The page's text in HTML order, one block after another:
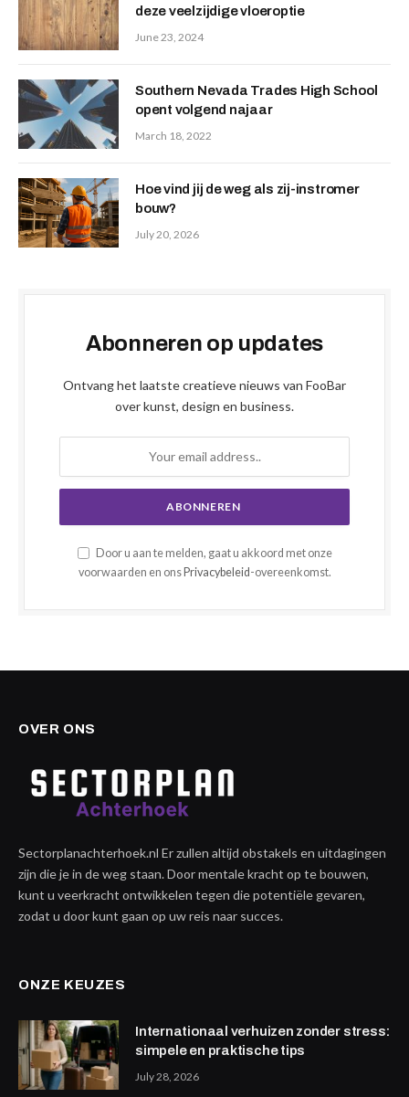
deze veelzijdige vloeroptie
June 23, 2024
Southern Nevada Trades High School
opent volgend najaar
March 18, 2022
Hoe vind jij de weg als zij-instromer
bouw?
July 20, 2026
Abonneren op updates
Ontvang het laatste creatieve nieuws van FooBar
over kunst, design en business.
Door u aan te melden, gaat u akkoord met onze
voorwaarden en ons Privacybeleid -overeenkomst.
OVER ONS
Sectorplanachterhoek.nl Er zullen altijd obstakels en uitdagingen
zijn die je in de weg staan. Door mentale kracht op te bouwen,
kunt u veerkracht ontwikkelen tegen die potentiële gevaren,
zodat u door kunt gaan op uw reis naar succes.
ONZE KEUZES
Internationaal verhuizen zonder stress:
simpele en praktische tips
July 28, 2026